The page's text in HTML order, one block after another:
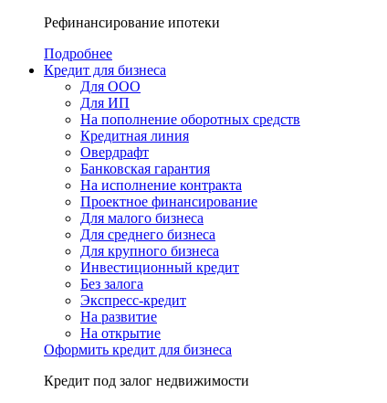
Рефинансирование ипотеки
Подробнее
Кредит для бизнеса
Для ООО
Для ИП
На пополнение оборотных средств
Кредитная линия
Овердрафт
Банковская гарантия
На исполнение контракта
Проектное финансирование
Для малого бизнеса
Для среднего бизнеса
Для крупного бизнеса
Инвестиционный кредит
Без залога
Экспресс-кредит
На развитие
На открытие
Оформить кредит для бизнеса
Кредит под залог недвижимости